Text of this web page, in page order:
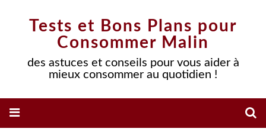
Tests et Bons Plans pour
Consommer Malin
des astuces et conseils pour vous aider à
mieux consommer au quotidien !